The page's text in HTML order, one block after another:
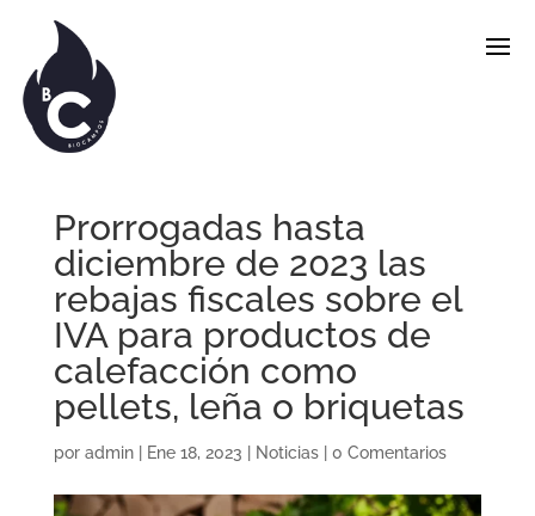
Prorrogadas hasta
diciembre de 2023 las
rebajas fiscales sobre el
IVA para productos de
calefacción como
pellets, leña o briquetas
por admin| Ene 18, 2023 Noticias| 0 Comentarios